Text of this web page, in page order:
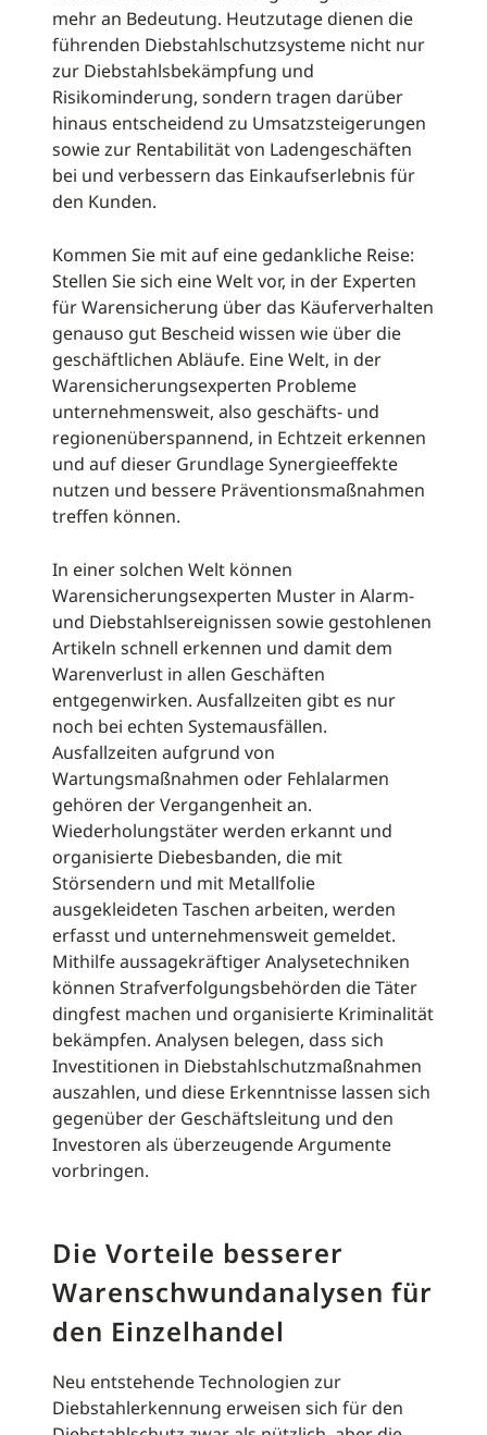
mehr an Bedeutung. Heutzutage dienen die
führenden Diebstahlschutzsysteme nicht nur
zur Diebstahlsbekämpfung und
Risikominderung, sondern tragen darüber
hinaus entscheidend zu Umsatzsteigerungen
sowie zur Rentabilität von Ladengeschäften
bei und verbessern das Einkaufserlebnis für
den Kunden.
Kommen Sie mit auf eine gedankliche Reise:
Stellen Sie sich eine Welt vor, in der Experten
für Warensicherung über das Käuferverhalten
genauso gut Bescheid wissen wie über die
geschäftlichen Abläufe. Eine Welt, in der
Warensicherungsexperten Probleme
unternehmensweit, also geschäfts- und
regionenüberspannend, in Echtzeit erkennen
und auf dieser Grundlage Synergieeffekte
nutzen und bessere Präventionsmaßnahmen
treffen können.
In einer solchen Welt können
Warensicherungsexperten Muster in Alarm-
und Diebstahlsereignissen sowie gestohlenen
Artikeln schnell erkennen und damit dem
Warenverlust in allen Geschäften
entgegenwirken. Ausfallzeiten gibt es nur
noch bei echten Systemausfällen.
Ausfallzeiten aufgrund von
Wartungsmaßnahmen oder Fehlalarmen
gehören der Vergangenheit an.
Wiederholungstäter werden erkannt und
organisierte Diebesbanden, die mit
Störsendern und mit Metallfolie
ausgekleideten Taschen arbeiten, werden
erfasst und unternehmensweit gemeldet.
Mithilfe aussagekräftiger Analysetechniken
können Strafverfolgungsbehörden die Täter
dingfest machen und organisierte Kriminalität
bekämpfen. Analysen belegen, dass sich
Investitionen in Diebstahlschutzmaßnahmen
auszahlen, und diese Erkenntnisse lassen sich
gegenüber der Geschäftsleitung und den
Investoren als überzeugende Argumente
vorbringen.
Die Vorteile besserer
Warenschwundanalysen für
den Einzelhandel
Neu entstehende Technologien zur
Diebstahlerkennung erweisen sich für den